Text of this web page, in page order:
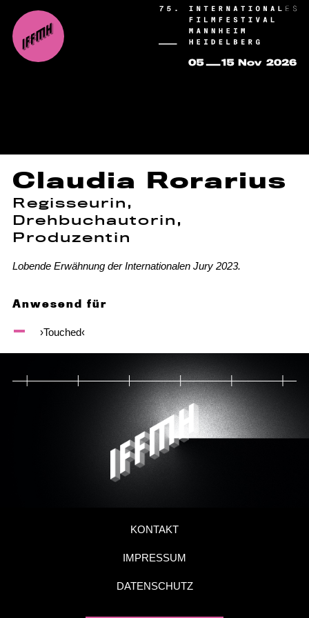
Claudia Rorarius
Regisseurin,
Drehbuchautorin,
Produzentin
Lobende Erwähnung der Internationalen Jury 2023.
Anwesend für
›Touched‹
KONTAKT
IMPRESSUM
DATENSCHUTZ